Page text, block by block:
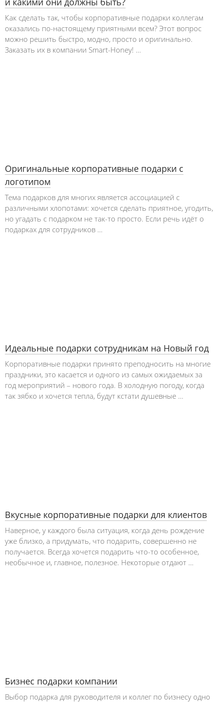
Как сделать так, чтобы корпоративные подарки коллегам
оказались по-настоящему приятными всем? Этот вопрос
можно решить быстро, модно, просто и оригинально.
Заказать их в компании Smart-Honey! …
Оригинальные корпоративные подарки с
логотипом
Тема подарков для многих является ассоциацией с
различными хлопотами: хочется сделать приятное, угодить,
но угадать с подарком не так-то просто. Если речь идёт о
подарках для сотрудников …
Идеальные подарки сотрудникам на Новый год
Корпоративные подарки принято преподносить на многие
праздники, это касается и одного из самых ожидаемых за
год мероприятий – нового года. В холодную погоду, когда
так зябко и хочется тепла, будут кстати душевные …
Вкусные корпоративные подарки для клиентов
Наверное, у каждого была ситуация, когда день рождение
уже близко, а придумать, что подарить, совершенно не
получается. Всегда хочется подарить что-то особенное,
необычное и, главное, полезное. Некоторые отдают …
Бизнес подарки компании
Выбор подарка для руководителя и коллег по бизнесу одно